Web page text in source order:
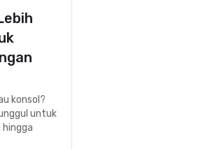
konsol?
untuk